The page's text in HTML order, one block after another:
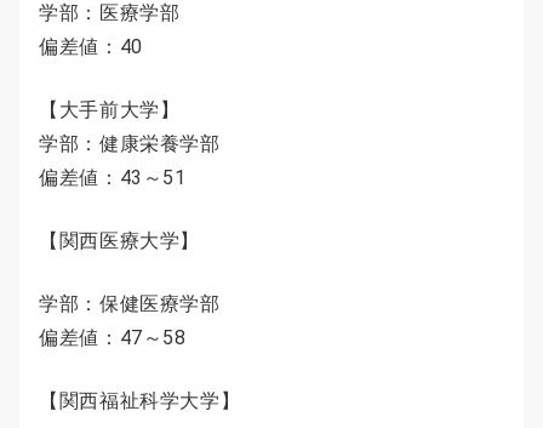
学部：医療学部
偏差値：40
【大手前大学】
学部：健康栄養学部
偏差値：43～51
【関西医療大学】
学部：保健医療学部
偏差値：47～58
【関西福祉科学大学】